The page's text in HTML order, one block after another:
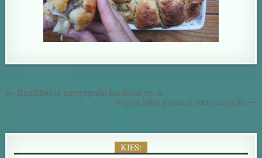
← Breekbrood met gepofte knoflook en ui
Vegan baba ganoush met courgette →
KIES: